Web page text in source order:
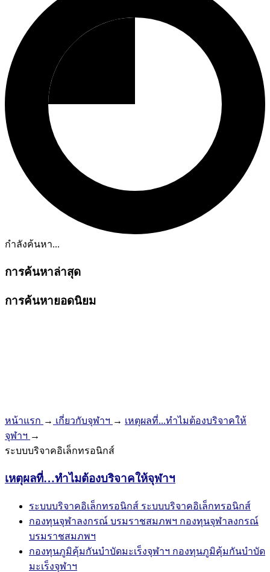
กำลังค้นหา...
การค้นหาล่าสุด
การค้นหายอดนิยม
หน้าแรก → เกี่ยวกับจุฬาฯ → เหตุผลที่...ทำไมต้องบริจาคให้
จุฬาฯ →
ระบบบริจาคอิเล็กทรอนิกส์
เหตุผลที่…ทำไมต้องบริจาคให้จุฬาฯ
ระบบบริจาคอิเล็กทรอนิกส์ ระบบบริจาคอิเล็กทรอนิกส์
กองทุนจุฬาลงกรณ์ บรมราชสมภพฯ กองทุนจุฬาลงกรณ์
บรมราชสมภพฯ
กองทุนภูมิคุ้มกันบำบัดมะเร็งจุฬาฯ กองทุนภูมิคุ้มกันบำบัด
มะเร็งจุฬาฯ